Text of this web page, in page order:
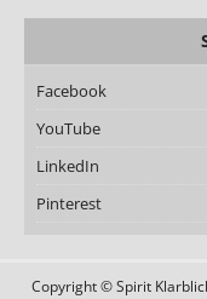
Facebook
YouTube
LinkedIn
Pinterest
Copyright © Spirit